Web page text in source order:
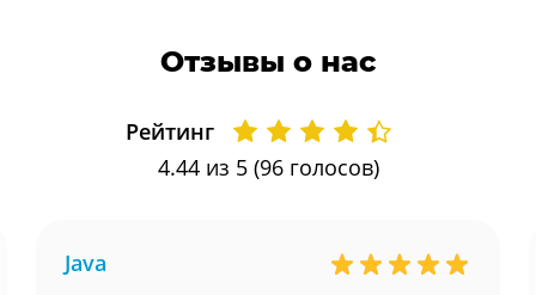
Отзывы о нас
Рейтинг
4.44из 5 (96 голосов)
Java